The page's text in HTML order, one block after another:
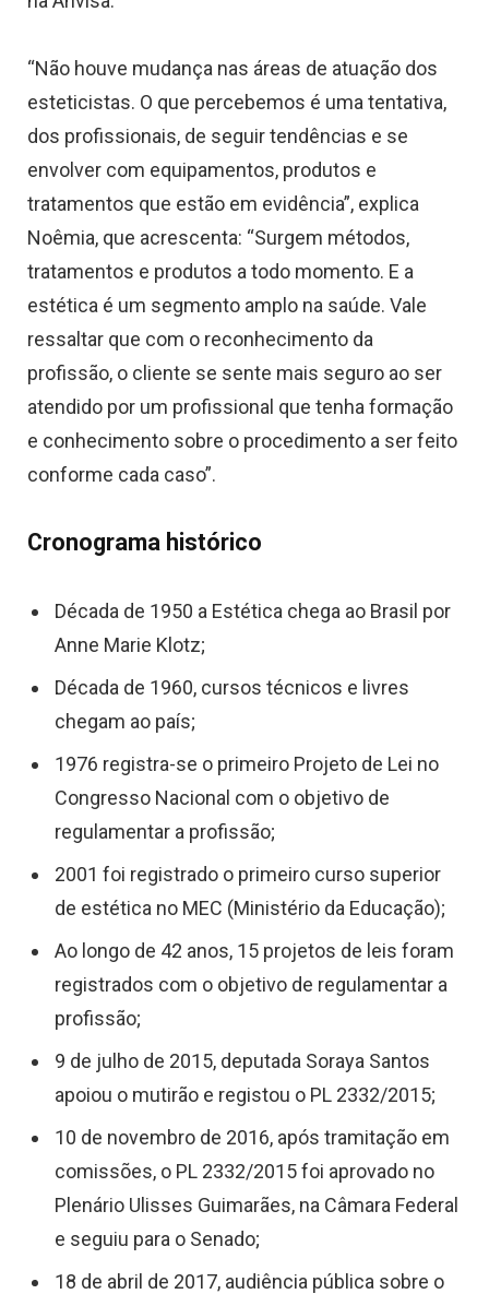
“Não houve mudança nas áreas de atuação dos
esteticistas. O que percebemos é uma tentativa,
dos profissionais, de seguir tendências e se
envolver com equipamentos, produtos e
tratamentos que estão em evidência”, explica
Noêmia, que acrescenta: “Surgem métodos,
tratamentos e produtos a todo momento. E a
estética é um segmento amplo na saúde. Vale
ressaltar que com o reconhecimento da
profissão, o cliente se sente mais seguro ao ser
atendido por um profissional que tenha formação
e conhecimento sobre o procedimento a ser feito
conforme cada caso”.
Cronograma histórico
Década de 1950 a Estética chega ao Brasil por
Anne Marie Klotz;
Década de 1960, cursos técnicos e livres
chegam ao país;
1976 registra-se o primeiro Projeto de Lei no
Congresso Nacional com o objetivo de
regulamentar a profissão;
2001 foi registrado o primeiro curso superior
de estética no MEC (Ministério da Educação);
Ao longo de 42 anos, 15 projetos de leis foram
registrados com o objetivo de regulamentar a
profissão;
9 de julho de 2015, deputada Soraya Santos
apoiou o mutirão e registou o PL 2332/2015;
10 de novembro de 2016, após tramitação em
comissões, o PL 2332/2015 foi aprovado no
Plenário Ulisses Guimarães, na Câmara Federal
e seguiu para o Senado;
18 de abril de 2017, audiência pública sobre o